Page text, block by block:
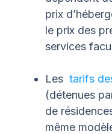
prix
le prix des
services
Les tarifs
(détenues
de
même